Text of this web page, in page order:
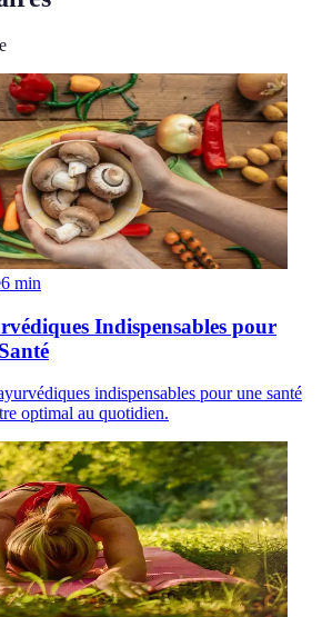
6 min
Indispensables pour
indispensables pour une santé
optimal au quotidien.